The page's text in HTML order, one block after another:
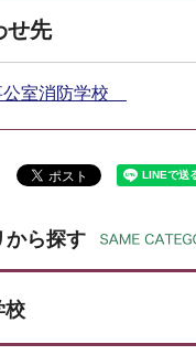
せ先
室消防学校
から探す
校